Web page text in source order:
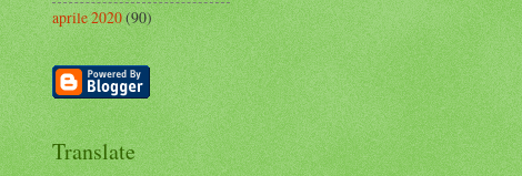
aprile 2020(90)
Translate